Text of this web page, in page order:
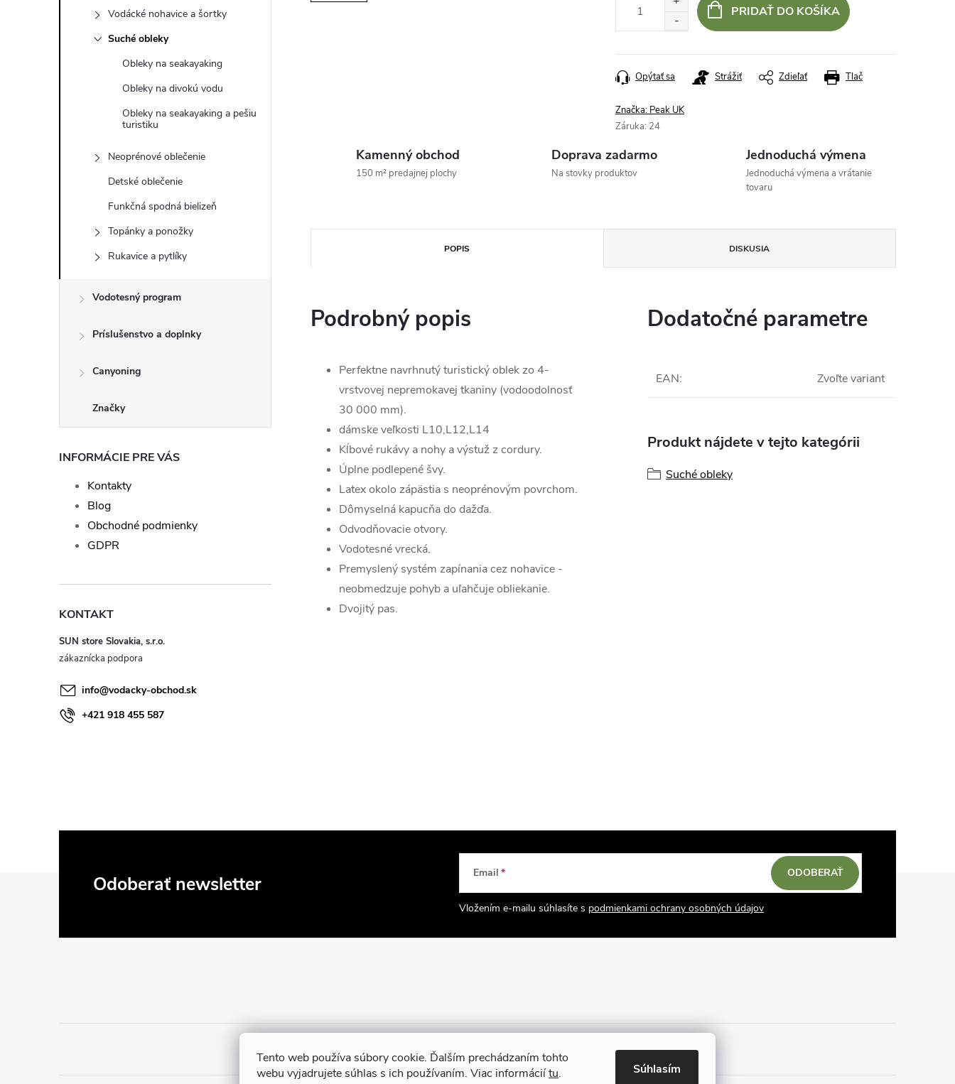
Tento web používa súbory cookie. Ďalším prechádzaním tohto
webu vyjadrujete súhlas s ich používaním. Viac informáciítu. Súhlasím
Vodácké nohavice a šortky
Suché obleky
Obleky na seakayaking
Obleky na divokú vodu
Obleky na seakayaking a pešiu
turistiku
Neoprénové oblečenie
Detské oblečenie
Funkčná spodná bielizeň
Topánky a ponožky
Rukavice a pytlíky
Vodotesný program
Príslušenstvo a doplnky
Canyoning
Značky
INFORMÁCIE PRE VÁS
Kontakty
Blog
Obchodné podmienky
GDPR
KONTAKT
SUN store Slovakia, s.r.o.
info@vodacky-obchod.sk
+421 918 455 587
PRIDAŤ DO KOŠÍKA
Tlač
Opýtať sa Strážiť Zdieľať
Značka: Peak UK
Záruka: 24
Kamenný obchod
150 m² predajnej plochy
Doprava zadarmo
Na stovky produktov
Jednoduchá výmena
Jednoduchá výmena a vrátanie
tovaru
POPIS DISKUSIA
Podrobný popis
Perfektne navrhnutý turistický oblek zo 4-
vrstvovej nepremokavej tkaniny (vodoodolnosť
30 000 mm).
dámske veľkosti L10,L12,L14
Kĺbové rukávy a nohy a výstuž z cordury.
Úplne podlepené švy.
Latex okolo zápästia s neoprénovým povrchom.
Dômyselná kapucňa do dažďa.
Odvodňovacie otvory.
Vodotesné vrecká.
Premyslený systém zapínania cez nohavice -
neobmedzuje pohyb a uľahčuje obliekanie.
Dvojitý pas.
Dodatočné parametre
EAN: Zvoľte variant
Produkt nájdete v tejto kategórii
Suché obleky
Odoberať newsletter Email
Vložením e-mailu súhlasíte s podmienkami ochrany osobných údajov
ODOBERAŤ